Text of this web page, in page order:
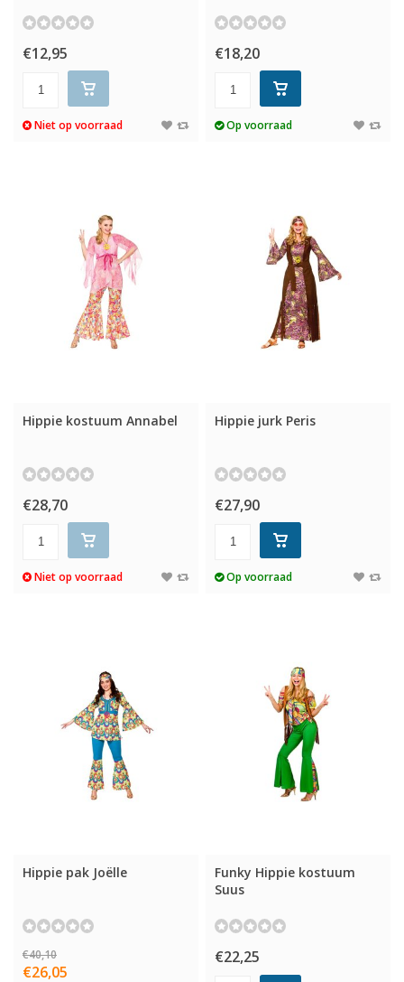
€12,95
Niet op voorraad
€18,20
Op voorraad
Hippie kostuum Annabel
€28,70
Niet op voorraad
Hippie jurk Peris
€27,90
Op voorraad
Hippie pak Joëlle
€40,10
€26,05
Funky Hippie kostuum
Suus
€22,25